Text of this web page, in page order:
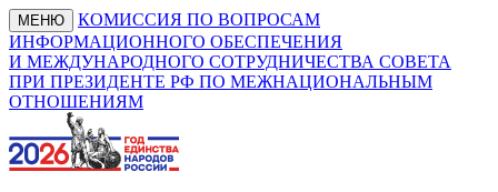
МЕНЮ
КОМИССИЯ ПО ВОПРОСАМ
ИНФОРМАЦИОННОГО ОБЕСПЕЧЕНИЯ
И МЕЖДУНАРОДНОГО СОТРУДНИЧЕСТВА СОВЕТА
ПРИ ПРЕЗИДЕНТЕ РФ ПО МЕЖНАЦИОНАЛЬНЫМ
ОТНОШЕНИЯМ